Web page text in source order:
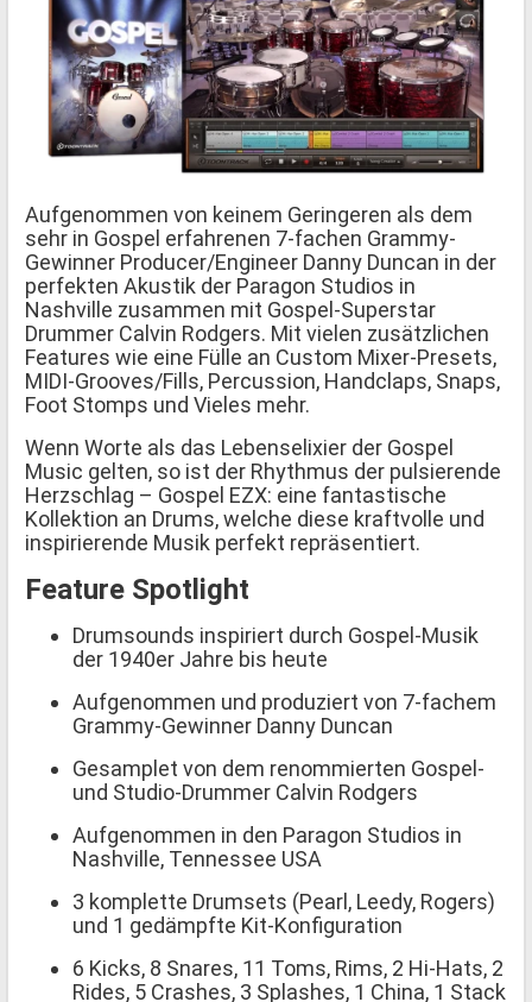
Aufgenommen von keinem Geringeren als dem
sehr in Gospel erfahrenen 7-fachen Grammy-
Gewinner Producer/Engineer Danny Duncan in der
perfekten Akustik der Paragon Studios in
Nashville zusammen mit Gospel-Superstar
Drummer Calvin Rodgers. Mit vielen zusätzlichen
Features wie eine Fülle an Custom Mixer-Presets,
MIDI-Grooves/Fills, Percussion, Handclaps, Snaps,
Foot Stomps und Vieles mehr.
Wenn Worte als das Lebenselixier der Gospel
Music gelten, so ist der Rhythmus der pulsierende
Herzschlag – Gospel EZX: eine fantastische
Kollektion an Drums, welche diese kraftvolle und
inspirierende Musik perfekt repräsentiert.
Feature Spotlight
Drumsounds inspiriert durch Gospel-Musik
der 1940er Jahre bis heute
Aufgenommen und produziert von 7-fachem
Grammy-Gewinner Danny Duncan
Gesamplet von dem renommierten Gospel-
und Studio-Drummer Calvin Rodgers
Aufgenommen in den Paragon Studios in
Nashville, Tennessee USA
3 komplette Drumsets (Pearl, Leedy, Rogers)
und 1 gedämpfte Kit-Konfiguration
6 Kicks, 8 Snares, 11 Toms, Rims, 2 Hi-Hats, 2
Rides, 5 Crashes, 3 Splashes, 1 China, 1 Stack